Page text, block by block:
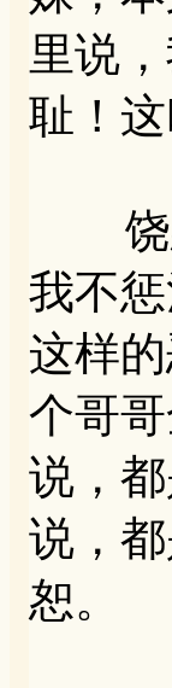
里说
耻！这
饶恕
我不
这样
个哥
说，
说，
恕。